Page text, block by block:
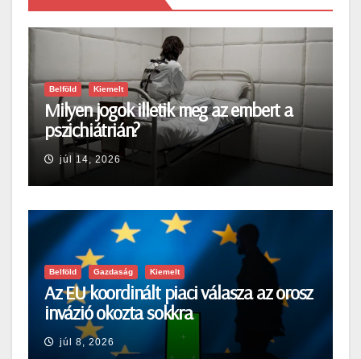
Belföld Kiemelt
Milyen jogok illetik meg az embert a
pszichiátrián?
júl 14, 2026
Belföld Gazdaság Kiemelt
Az EU koordinált piaci válasza az orosz
invázió okozta sokkra
júl 8, 2026